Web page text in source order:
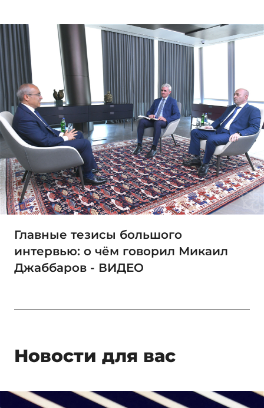
Главные тезисы большого
интервью: о чём говорил Микаил
Джаббаров - ВИДЕО
Новости для вас